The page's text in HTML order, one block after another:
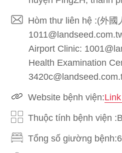
Hòm thư liên hệ :(外國
Airport Clinic:
Health Examination
Website bệnh viện:Link
Thuộc tính bệnh viện
Tổng số giường